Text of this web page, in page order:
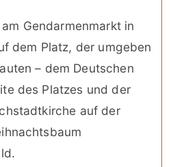
Gendarmenmarkt in
dem Platz, der umgeben
– dem Deutschen
des Platzes und der
auf der